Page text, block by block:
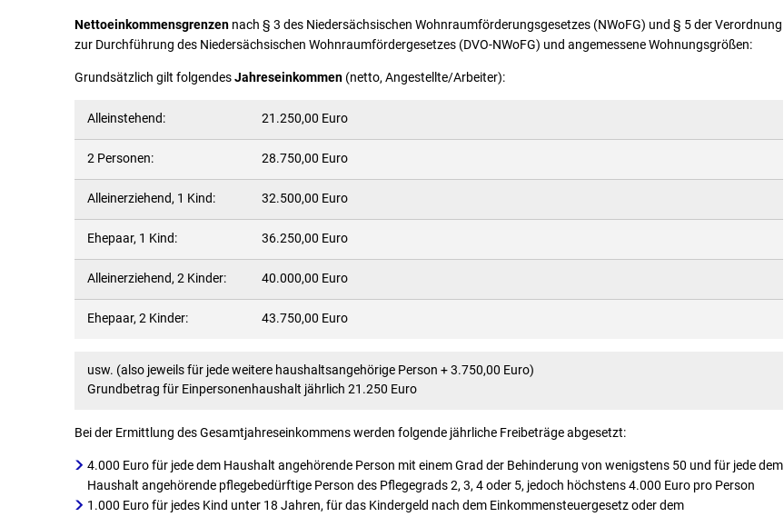
Nettoeinkommensgrenzen nach § 3 des Niedersächsischen Wohnraumförderungsgesetzes (NWoFG) und § 5 der Verordnung
zur Durchführung des Niedersächsischen Wohnraumfördergesetzes (DVO-NWoFG) und angemessene Wohnungsgrößen:
Grundsätzlich gilt folgendesJahreseinkommen (netto, Angestellte/Arbeiter):
Alleinstehend: 21.250,00 Euro
2 Personen: 28.750,00 Euro
Alleinerziehend, 1 Kind: 32.500,00 Euro
Ehepaar, 1 Kind: 36.250,00 Euro
Alleinerziehend, 2 Kinder: 40.000,00 Euro
Ehepaar, 2 Kinder: 43.750,00 Euro
usw. (also jeweils für jede weitere haushaltsangehörige Person + 3.750,00 Euro)
Grundbetrag für Einpersonenhaushalt jährlich 21.250 Euro
Bei der Ermittlung des Gesamtjahreseinkommens werden folgende jährliche Freibeträge abgesetzt:
4.000 Euro für jede dem Haushalt angehörende Person mit einem Grad der Behinderung von wenigstens 50 und für jede dem
Haushalt angehörende pflegebedürftige Person des Pflegegrads 2, 3, 4 oder 5, jedoch höchstens 4.000 Euro pro Person
1.000 Euro für jedes Kind unter 18 Jahren, für das Kindergeld nach dem Einkommensteuergesetz oder dem